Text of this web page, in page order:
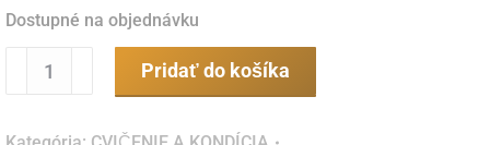
Dostupné na objednávku
množstvo
Základy
Pridať do košíka